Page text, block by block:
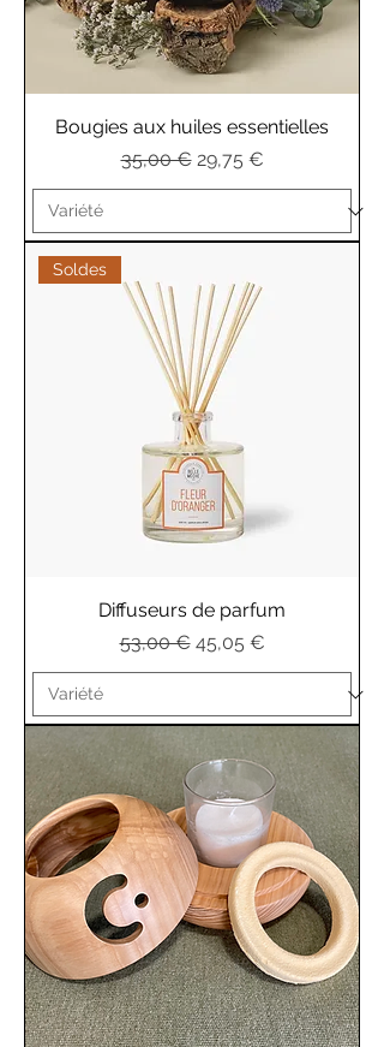
Bougies aux huiles essentielles
Prix original
35,00 € Prix promotionnel
29,75 €
Soldes
Diffuseurs de parfum
Prix original
53,00 € Prix promotionnel
45,05 €